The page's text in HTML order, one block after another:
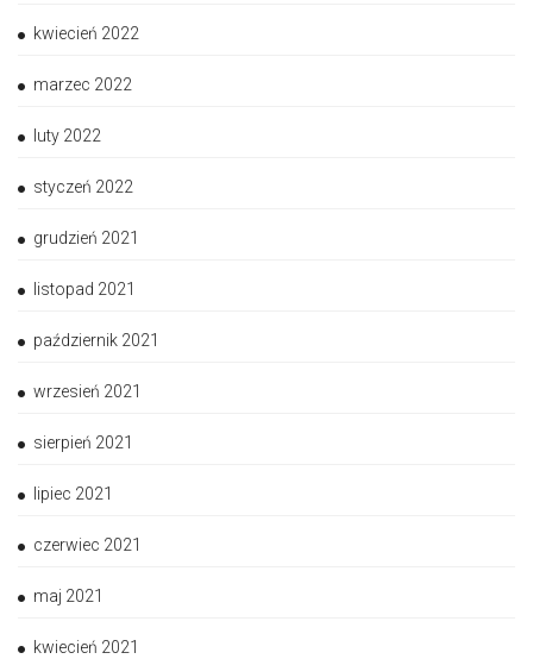
kwiecień 2022
marzec 2022
luty 2022
styczeń 2022
grudzień 2021
listopad 2021
październik 2021
wrzesień 2021
sierpień 2021
lipiec 2021
czerwiec 2021
maj 2021
kwiecień 2021